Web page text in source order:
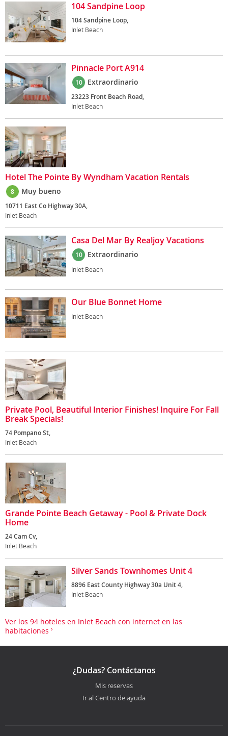
104 Sandpine Loop
104 Sandpine Loop,
Inlet Beach
Pinnacle Port A914
10 Extraordinario
23223 Front Beach Road,
Inlet Beach
Hotel The Pointe By Wyndham Vacation Rentals
8 Muy bueno
10711 East Co Highway 30A,
Inlet Beach
Casa Del Mar By Realjoy Vacations
10 Extraordinario
Inlet Beach
Our Blue Bonnet Home
Inlet Beach
Private Pool, Beautiful Interior Finishes! Inquire For Fall
Break Specials!
74 Pompano St,
Inlet Beach
Grande Pointe Beach Getaway - Pool & Private Dock
Home
24 Cam Cv,
Inlet Beach
Silver Sands Townhomes Unit 4
8896 East County Highway 30a Unit 4,
Inlet Beach
Ver los 94 hoteles en Inlet Beach con internet en las
habitaciones
¿Dudas? Contáctanos
Mis reservas
Ir al Centro de ayuda